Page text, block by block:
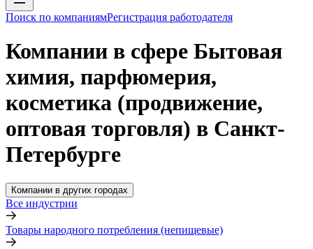
Поиск по компаниямРегистрация работодателя
Компании в сфере Бытовая
химия, парфюмерия,
косметика (продвижение,
оптовая торговля) в Санкт-
Петербурге
Компании в других городах
Все индустрии
Товары народного потребления (непищевые)